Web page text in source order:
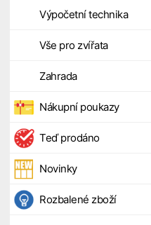
Výpočetní technika
Vše pro zvířata
Zahrada
Nákupní poukazy
Teď prodáno
Novinky
Rozbalené zboží